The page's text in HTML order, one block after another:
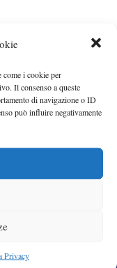
i cookie per
Il consenso a queste
di navigazione o ID
può influire negativamente
Privacy
a lungo